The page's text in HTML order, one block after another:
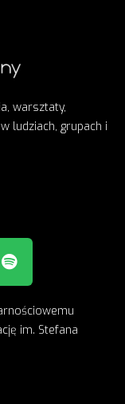
warsztaty,
ludziach, grupach i
im. Stefana